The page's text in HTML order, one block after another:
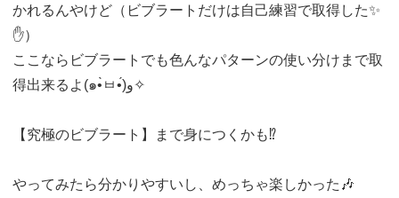
かれるんやけど（ビブラートだけは自己練習で取得した✨
✋）
ここならビブラートでも色んなパターンの使い分けまで取
得出来るよ(๑•̀ㅂ•́)و✧
【究極のビブラート】まで身につくかも⁉️
やってみたら分かりやすいし、めっちゃ楽しかった🎶